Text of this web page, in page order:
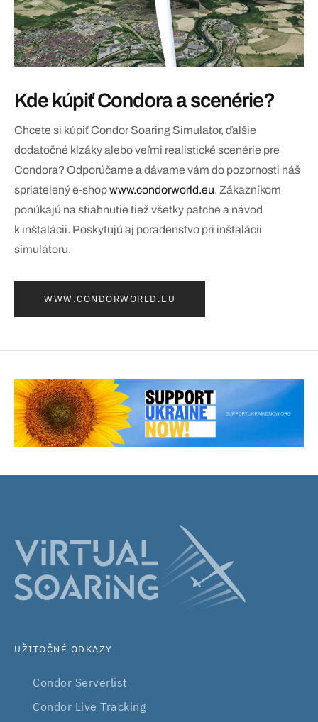
Kde kúpiť Condora a scenérie?
Chcete si kúpiť Condor Soaring Simulator, ďalšie
dodatočné klzáky alebo veľmi realistické scenérie pre
Condora? Odporúčame a dávame vám do pozornosti náš
spriatelený e-shopwww.condorworld.eu. Zákazníkom
ponúkajú na stiahnutie tiež všetky patche a návod
k inštalácii. Poskytujú aj poradenstvo pri inštalácii
simulátoru.
WWW.CONDORWORLD.EU
UŽITOČNÉ ODKAZY
Condor Serverlist
Condor Live Tracking